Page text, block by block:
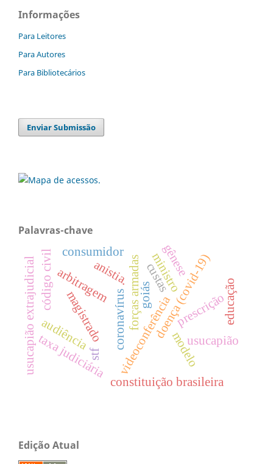
Informações
Para Leitores
Para Autores
Para Bibliotecários
Enviar Submissão
Palavras-chave
stf videoconferência
coronavírus doença (covid-19)
forças armadas prescrição
magistrado
ministro
modelo
constituição brasileira
gênese
audiência
anistia.
goiás
usucapião
arbitragem custas
taxa judiciária
consumidor
código civil educação
usucapião extrajudicial
Edição Atual